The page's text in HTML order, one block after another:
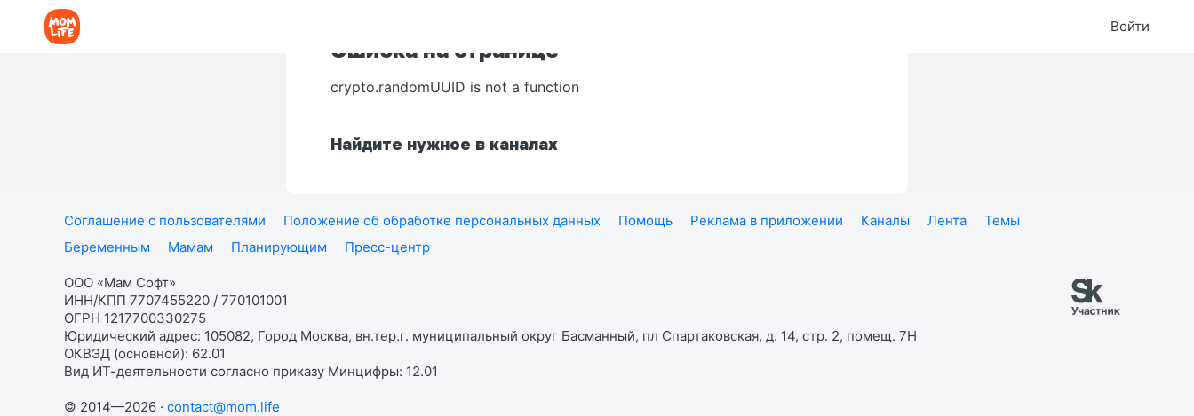
Войти
Ошибка на странице
crypto.randomUUID is not a function
Найдите нужное в каналах
Соглашение с пользователями Положение об обработке персональных данных Помощь Реклама в приложении Каналы Лента
Темы
Беременным
Мамам Планирующим Пресс-центр
ООО «Мам Софт»
ИНН/КПП 7707455220 / 770101001
ОГРН 1217700330275
Юридический адрес: 105082, Город Москва, вн.тер.г. муниципальный округ Басманный, пл Спартаковская, д. 14, стр. 2, помещ. 7Н
ОКВЭД (основной): 62.01
Вид ИТ-деятельности согласно приказу Минцифры: 12.01
© 2014—2026 · contact@mom.life